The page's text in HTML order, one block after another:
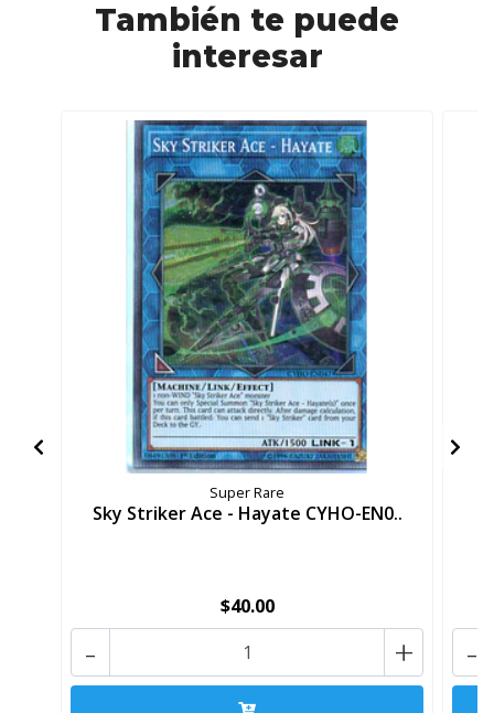
También te puede
interesar
Super Rare
Sky Striker Ace - Hayate CYHO-EN0..
$40.00
+
- -